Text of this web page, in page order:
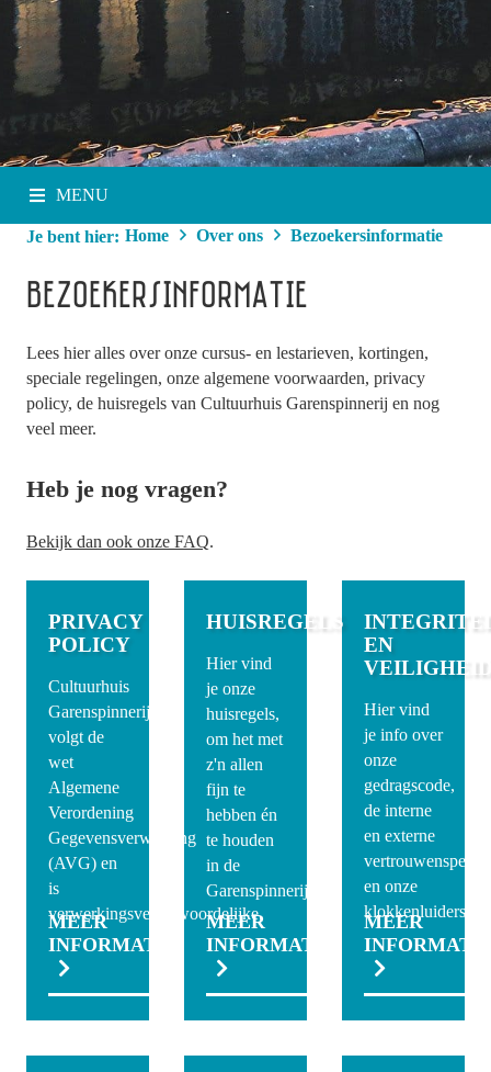
MENU
Je bent hier: Home Over ons Bezoekersinformatie
BEZOEKERSINFORMATIE
Lees hier alles over onze cursus- en lestarieven, kortingen,
speciale regelingen, onze algemene voorwaarden, privacy
policy, de huisregels van Cultuurhuis Garenspinnerij en nog
veel meer.
Heb je nog vragen?
Bekijk dan ook onze FAQ.
PRIVACY
POLICY
Cultuurhuis
Garenspinnerij
volgt de
wet
Algemene
Verordening
Gegevensverwerking
(AVG) en
is
verwerkingsverantwoordelijke.
MEER
INFORMATIE
HUISREGELS
Hier vind
je onze
huisregels,
om het met
z'n allen
fijn te
hebben én
te houden
in de
Garenspinnerij.
MEER
INFORMATIE
EN
Hier vind
je info over
onze
gedragscode,
de interne
en externe
en onze
MEER